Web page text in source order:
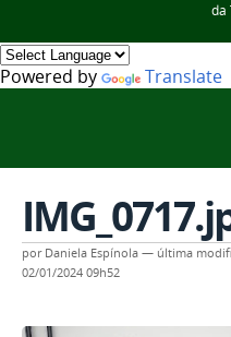
da
Powered by Translate
por Daniela Espínola — última
02/01/2024 09h52